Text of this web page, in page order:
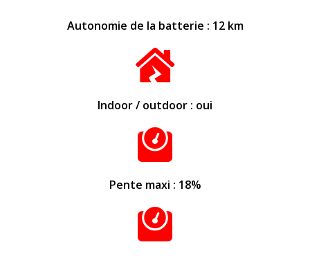
Autonomie de la batterie : 12 km
Indoor / outdoor : oui
Pente maxi : 18%